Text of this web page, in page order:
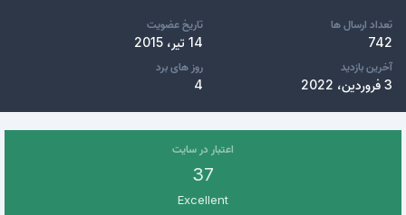
تعداد ارسال ها
742
تاریخ عضویت
14 تیر، 2015
آخرین بازدید
3 فروردین، 2022
روز های برد
4
اعتبار در سایت
37
Excellent